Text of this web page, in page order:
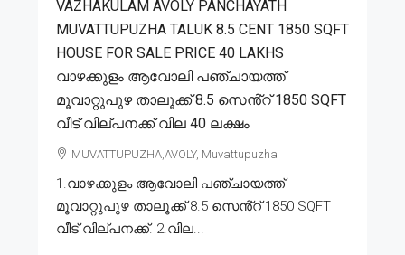
VAZHAKULAM AVOLY PANCHAYATH
MUVATTUPUZHA TALUK 8.5 CENT 1850 SQFT
HOUSE FOR SALE PRICE 40 LAKHS
വാഴക്കുളം ആവോലി പഞ്ചായത്ത്
മൂവാറ്റുപുഴ താലൂക്ക് 8.5 സെൻ്റ് 1850 SQFT
വീട് വില്പനക്ക് വില 40 ലക്ഷം
MUVATTUPUZHA,AVOLY, Muvattupuzha
1.വാഴക്കുളം ആവോലി പഞ്ചായത്ത്
മൂവാറ്റുപുഴ താലൂക്ക് 8.5 സെൻ്റ് 1850 SQFT
വീട് വില്പനക്ക്. 2.വില...